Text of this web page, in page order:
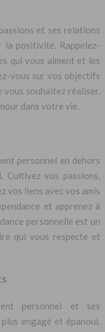
et ses relations
la positivité. Rappelez-
qui vous aiment et les
vous sur vos objectifs
vous souhaitez réaliser.
dans votre vie.
personnel en dehors
Cultivez vos passions,
vos liens avec vos amis
et apprenez à
personnelle est un
qui vous respecte et
personnel et ses
engagé et épanoui.